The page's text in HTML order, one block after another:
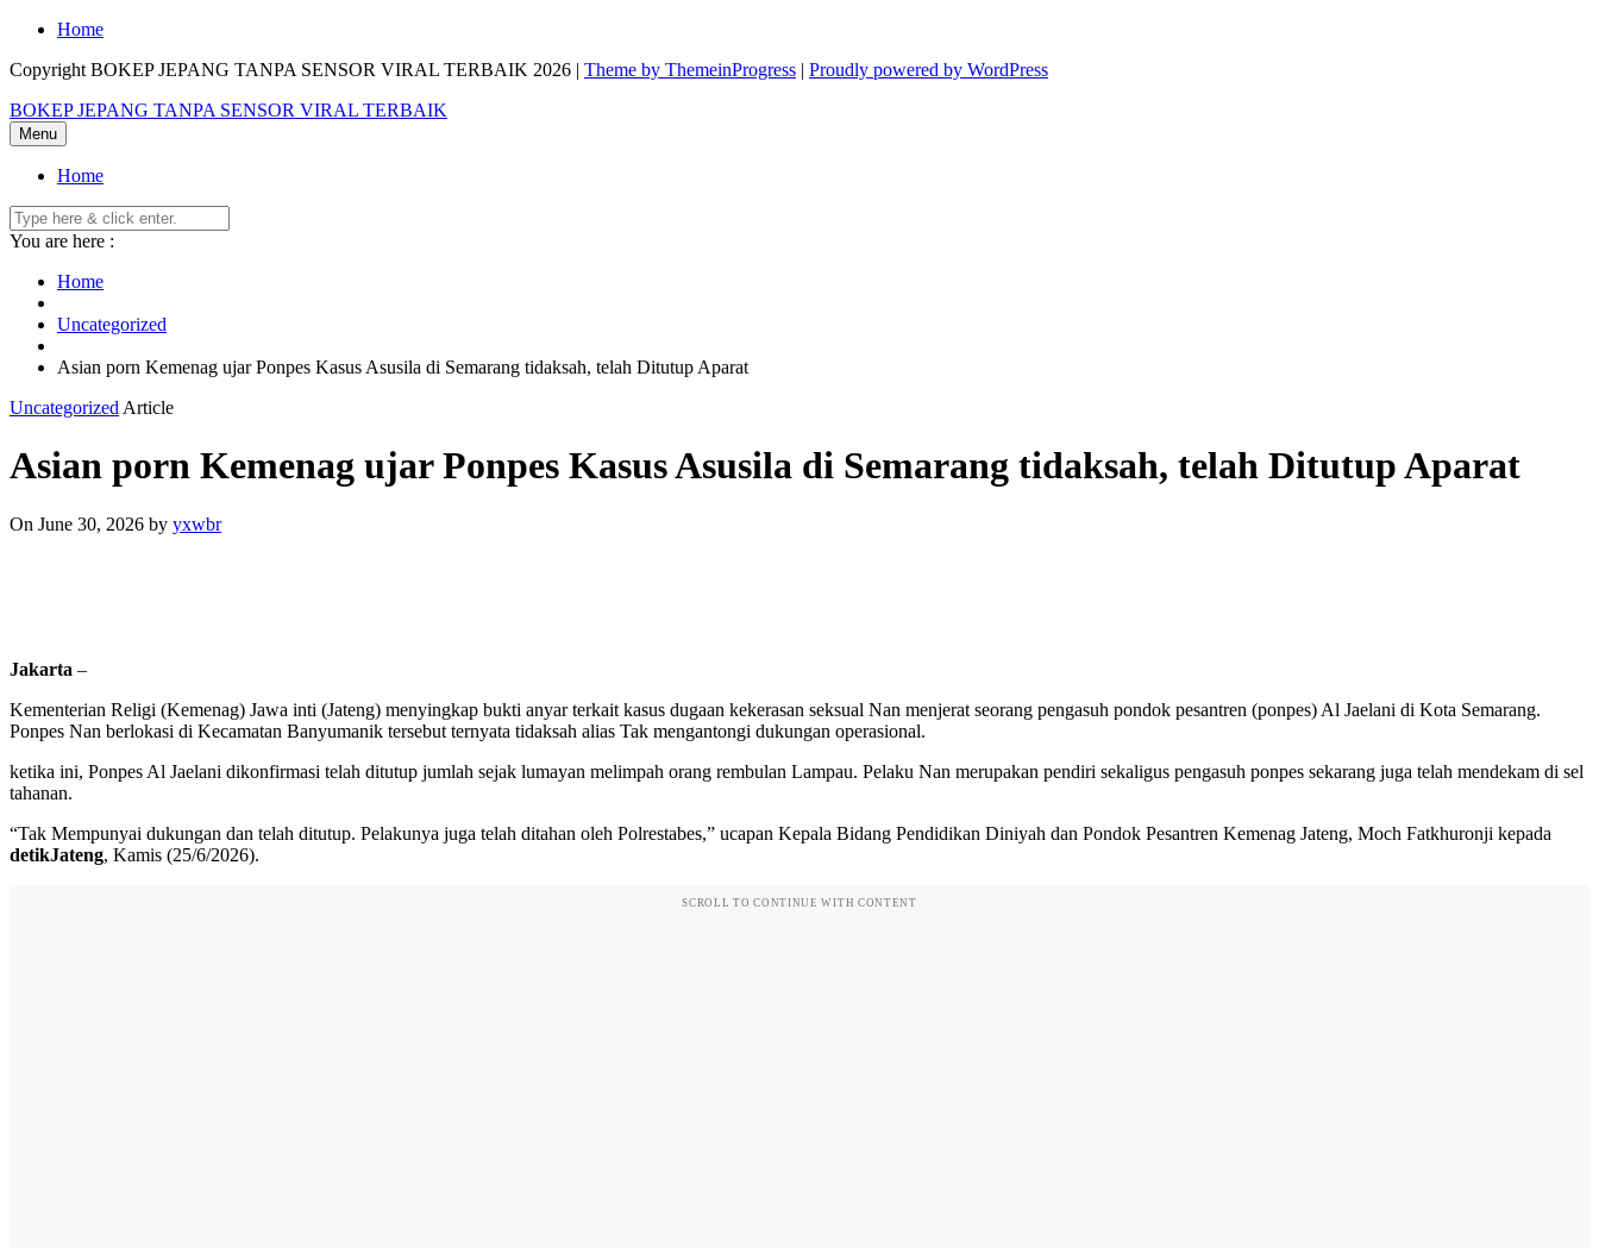
Skip
content
Home
Copyright BOKEP JEPANG TANPA SENSOR VIRAL TERBAIK 2026 | Theme by ThemeinProgress | Proudly powered by WordPress
BOKEP JEPANG TANPA SENSOR VIRAL TERBAIK
Menu
Home
You are here :
Home
Uncategorized
Asian porn Kemenag ujar Ponpes Kasus Asusila di Semarang tidaksah, telah Ditutup Aparat
Uncategorized Article
Asian porn Kemenag ujar Ponpes Kasus Asusila di Semarang tidaksah, telah Ditutup Aparat
On June 30, 2026 by yxwbr
Jakarta –
Kementerian Religi (Kemenag) Jawa inti (Jateng) menyingkap bukti anyar terkait kasus dugaan kekerasan seksual Nan menjerat seorang pengasuh pondok pesantren (ponpes) Al Jaelani di Kota Semarang.
Ponpes Nan berlokasi di Kecamatan Banyumanik tersebut ternyata tidaksah alias Tak mengantongi dukungan operasional.
ketika ini, Ponpes Al Jaelani dikonfirmasi telah ditutup jumlah sejak lumayan melimpah orang rembulan Lampau. Pelaku Nan merupakan pendiri sekaligus pengasuh ponpes sekarang juga telah mendekam di sel
tahanan.
“Tak Mempunyai dukungan dan telah ditutup. Pelakunya juga telah ditahan oleh Polrestabes,” ucapan Kepala Bidang Pendidikan Diniyah dan Pondok Pesantren Kemenag Jateng, Moch Fatkhuronji kepada
detikJateng, Kamis (25/6/2026).
SCROLL TO CONTINUE WITH CONTENT